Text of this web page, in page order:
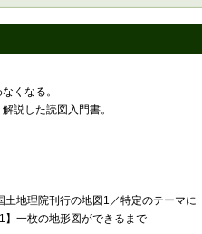
くなる。
説した読図入門書。
地理院刊行の地図1／特定のテーマに
】一枚の地形図ができるまで